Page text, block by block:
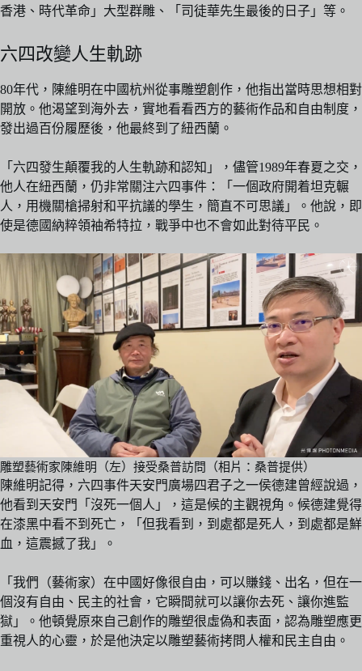
香港、時代革命」大型群雕、「司徒華先生最後的日子」等。
六四改變人生軌跡
80年代，陳維明在中國杭州從事雕塑創作，他指出當時思想相對
開放。他渴望到海外去，實地看看西方的藝術作品和自由制度，
發出過百份履歷後，他最終到了紐西蘭。
「六四發生顛覆我的人生軌跡和認知」，儘管1989年春夏之交，
他人在紐西蘭，仍非常關注六四事件：「一個政府開着坦克輾
人，用機關槍掃射和平抗議的學生，簡直不可思議」。他說，即
使是德國納粹領袖希特拉，戰爭中也不會如此對待平民。
雕塑藝術家陳維明（左）接受桑普訪問（相片：桑普提供）
陳維明記得，六四事件天安門廣場四君子之一侯德建曾經說過，
他看到天安門「沒死一個人」，這是候的主觀視角。候德建覺得
在漆黑中看不到死亡，「但我看到，到處都是死人，到處都是鮮
血，這震撼了我」。
「我們（藝術家）在中國好像很自由，可以賺錢、出名，但在一
個沒有自由、民主的社會，它瞬間就可以讓你去死、讓你進監
獄」。他頓覺原來自己創作的雕塑很虛偽和表面，認為雕塑應更
重視人的心靈，於是他決定以雕塑藝術拷問人權和民主自由。